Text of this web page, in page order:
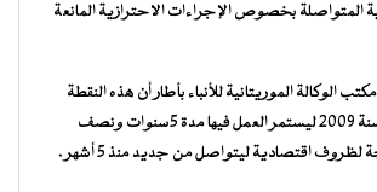
بخصوص الإجراءات الاحترازية المانعة
الوكالة الموريتانية للأنباء بأطار أن هذه النقطة
الصحية تم إنشاؤها سنة ٢٠٠٩ ليستمر العمل فيها مدة ٥سنوات ونصف
اقتصادية ليتواصل من جديد منذ ٥ أشهر .